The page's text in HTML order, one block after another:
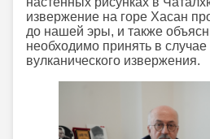
извержение на горе Хасан
до нашей эры, и также
необходимо принять в
вулканического извержения.